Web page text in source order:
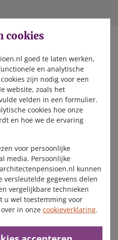
doen
SWP
cookies
goed te laten werken,
en analytische
zijn nodig voor een
website, zoals het
velden in een formulier.
cookies hoe onze
en hoe we de ervaring
voor persoonlijke
media. Persoonlijke
kunnen
versleutelde gegevens delen
vergelijkbare technieken
u wel toestemming voor
in onze cookieverklaring.